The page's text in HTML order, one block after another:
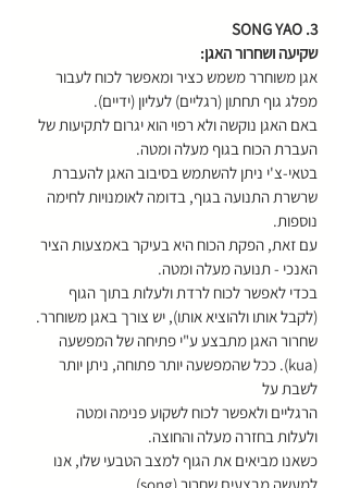
3. SONG YAO
שקיעה ושחרור האגן:
אגן משוחרר משמש כציר ומאפשר לכוח לעבור
מפלג גוף תחתון (רגליים) לעליון (ידיים).
באם האגן נוקשה ולא רפוי הוא יגרום לתקיעות של
העברת הכוח בגוף מעלה ומטה.
בטאי-צ'י ניתן להשתמש בסיבוב האגן להעברת
שרשרת התנועה בגוף, בדומה לאומנויות לחימה
נוספות.
עם זאת, הפקת הכוח היא בעיקר באמצעות הציר
האנכי - תנועה מעלה ומטה.
בכדי לאפשר לכוח לרדת ולעלות בתוך הגוף
(לקבל אותו ולהוציא אותו), יש צורך באגן משוחרר.
שחרור האגן מתבצע ע"י פתיחה של המפשעה
(kua). ככל שהמפשעה יותר פתוחה, ניתן יותר
לשבת על
הרגליים ולאפשר לכוח לשקוע פנימה ומטה
ולעלות בחזרה מעלה והחוצה.
כשאנו מביאים את הגוף למצב הטבעי שלו, אנו